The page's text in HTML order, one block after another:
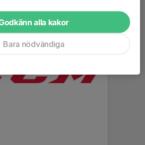
alla kakor
Bara nödvändiga